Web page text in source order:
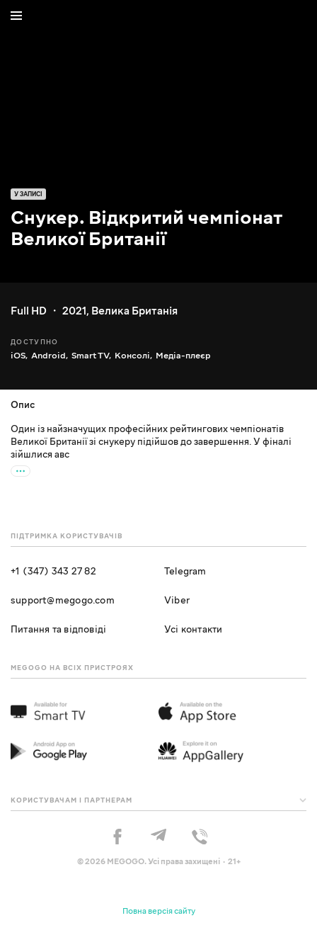
У ЗАПИСІ
Снукер. Відкритий чемпіонат
Великої Британії
Full HD 2021, Велика Британія
ДОСТУПНО
iOS, Android, Smart TV, Консолі, Медіа-плеєр
Опис
Один із найзначущих професійних рейтингових чемпіонатів
Великої Британії зі снукеру підійшов до завершення. У фіналі
зійшлися авс
ПІДТРИМКА КОРИСТУВАЧІВ
+1 (347) 343 27 82
support@megogo.com
Питання та відповіді
Telegram
Viber
Усі контакти
MEGOGO НА ВСІХ ПРИСТРОЯХ
КОРИСТУВАЧАМ І ПАРТНЕРАМ
© 2026 MEGOGO. Усі права захищені · 21+
Повна версія сайту